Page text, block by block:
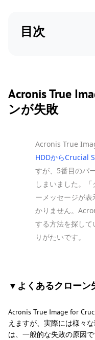
目次
Acronis True
ンが失敗
Acronis True
HDDからCrucial
すが、5番目のパ
しまいました。
ーメッセージが
かりません。
する方法を探し
りがたいです。
▼よくあるクローン
Acronis True Image for
えますが、実際には様々
は、一般的な失敗の原因で